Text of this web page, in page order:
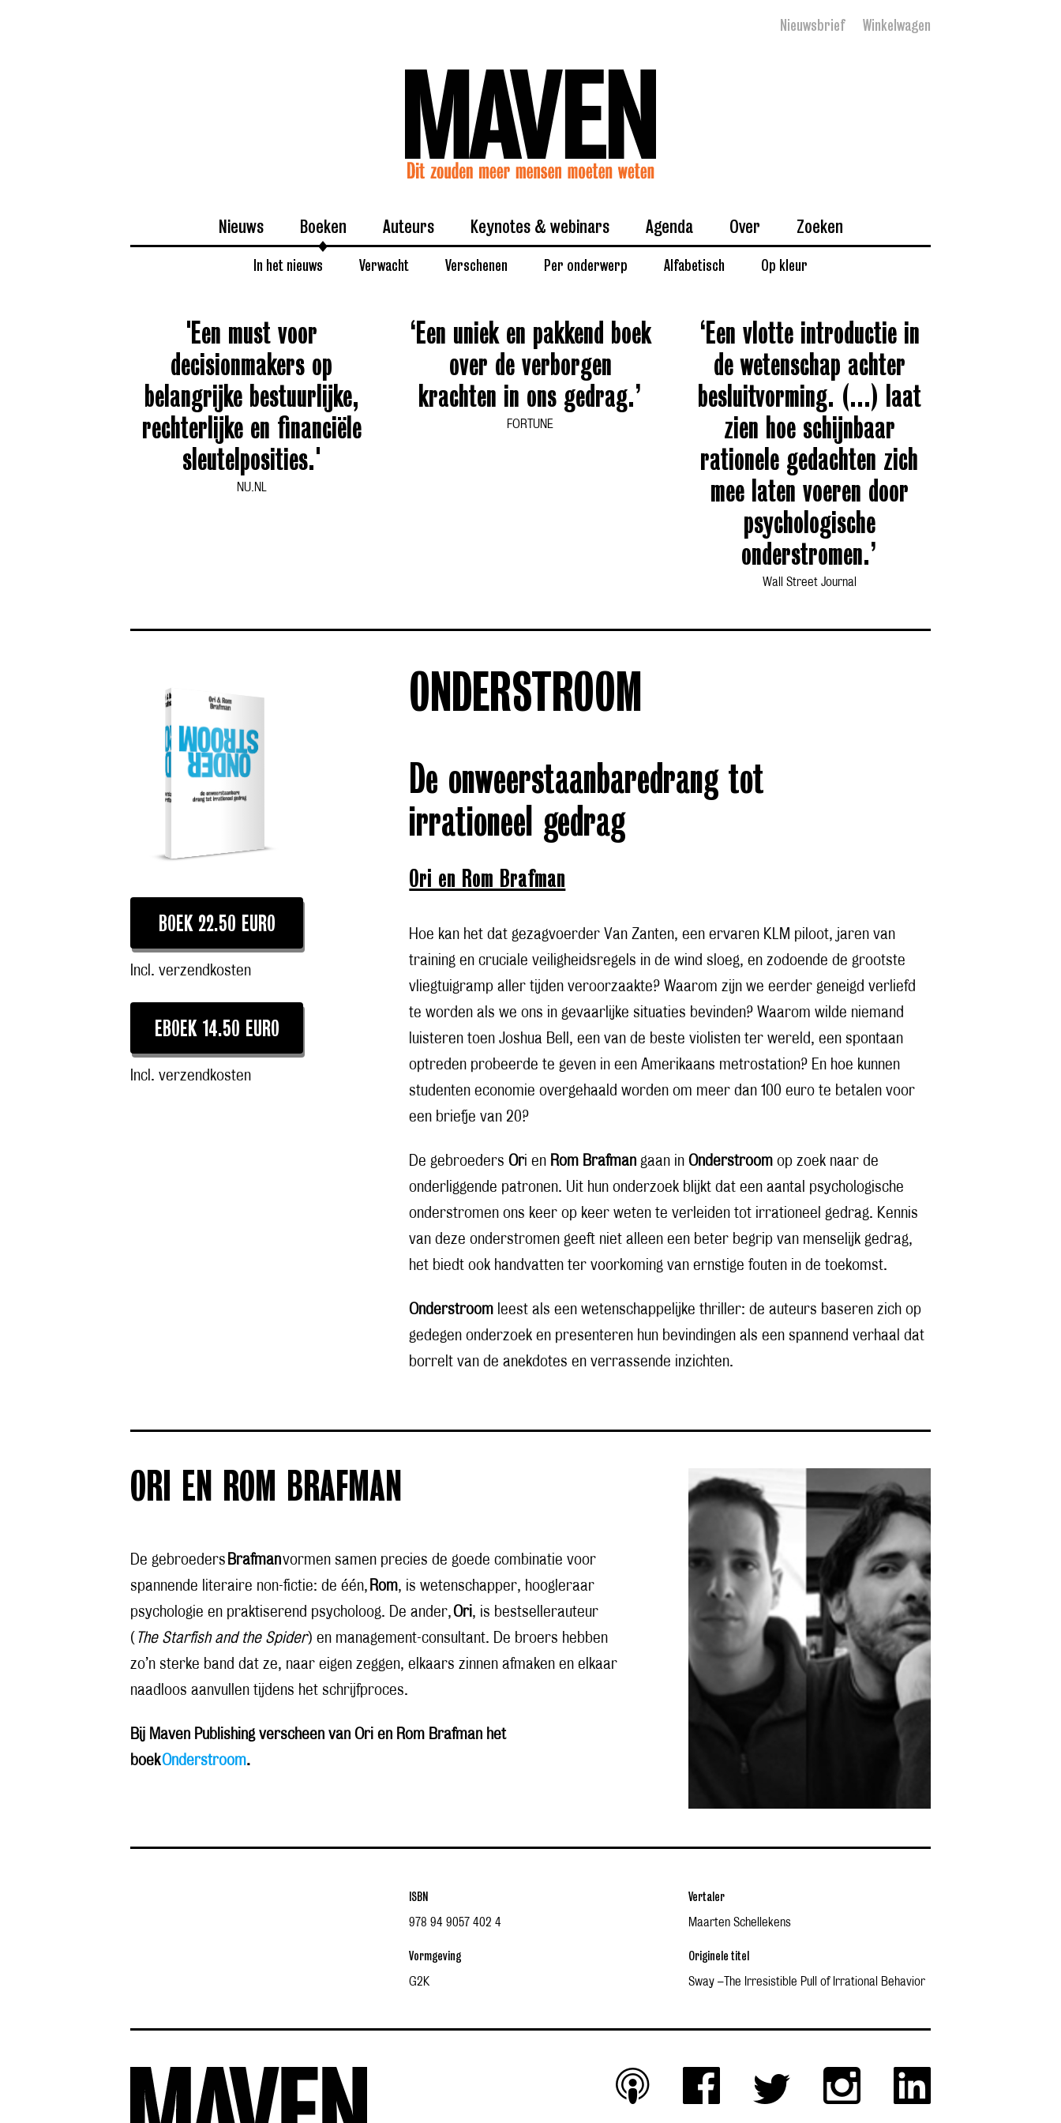
Nieuwsbrief Winkelwagen
Nieuws Boeken
In het nieuws Verwacht Verschenen Per onderwerp Alfabetisch Op kleur
Auteurs Keynotes & webinars Agenda Over Zoeken
'Een must voor
decisionmakers op
belangrijke bestuurlijke,
rechterlijke en financiële
sleutelposities.'
NU.NL
‘Een uniek en pakkend boek
over de verborgen
krachten in ons gedrag.’
FORTUNE
‘Een vlotte introductie in
de wetenschap achter
besluitvorming. (…) laat
zien hoe schijnbaar
rationele gedachten zich
mee laten voeren door
psychologische
onderstromen.’
Wall Street Journal
BOEK 22.50 EURO
Incl. verzendkosten
EBOEK 14.50 EURO
Incl. verzendkosten
ONDERSTROOM
De onweerstaanbaredrang tot
irrationeel gedrag
Ori en Rom Brafman
Hoe kan het dat gezagvoerder Van Zanten, een ervaren KLM piloot, jaren van
training en cruciale veiligheidsregels in de wind sloeg, en zodoende de grootste
vliegtuigramp aller tijden veroorzaakte? Waarom zijn we eerder geneigd verliefd
te worden als we ons in gevaarlijke situaties bevinden? Waarom wilde niemand
luisteren toen Joshua Bell, een van de beste violisten ter wereld, een spontaan
optreden probeerde te geven in een Amerikaans metrostation? En hoe kunnen
studenten economie overgehaald worden om meer dan 100 euro te betalen voor
een briefje van 20?
De gebroedersOri en Rom Brafman gaan inOnderstroom op zoek naar de
onderliggende patronen. Uit hun onderzoek blijkt dat een aantal psychologische
onderstromen ons keer op keer weten te verleiden tot irrationeel gedrag. Kennis
van deze onderstromen geeft niet alleen een beter begrip van menselijk gedrag,
het biedt ook handvatten ter voorkoming van ernstige fouten in de toekomst.
Onderstroom leest als een wetenschappelijke thriller: de auteurs baseren zich op
gedegen onderzoek en presenteren hun bevindingen als een spannend verhaal dat
borrelt van de anekdotes en verrassende inzichten.
ORI EN ROM BRAFMAN
De gebroeders Brafmanvormen samen precies de goede combinatie voor
spannende literaire non-fictie: de één, Rom, is wetenschapper, hoogleraar
psychologie en praktiserend psycholoog. De ander,Ori, is bestsellerauteur
( The Starfish and the Spider) en management-consultant. De broers hebben
zo’n sterke band dat ze, naar eigen zeggen, elkaars zinnen afmaken en elkaar
naadloos aanvullen tijdens het schrijfproces.
Bij Maven Publishing verscheen van Ori en Rom Brafman het
boekOnderstroom.
ISBN
978 94 9057 402 4
Vormgeving
G2K
Vertaler
Maarten Schellekens
Originele titel
Sway –The Irresistible Pull of Irrational Behavior